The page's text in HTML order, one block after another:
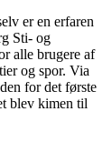
er en erfaren
Sti- og
alle brugere af
og spor. Via
for det første
blev kimen til